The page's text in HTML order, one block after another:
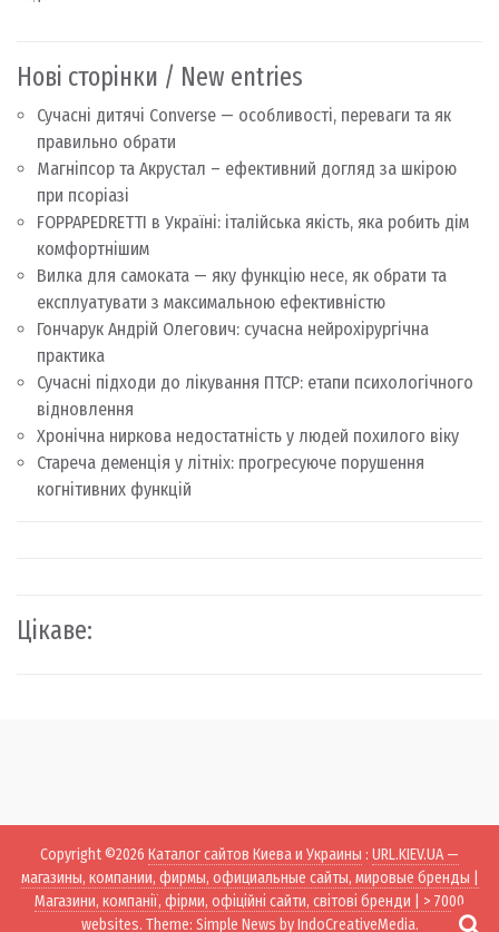
Нові сторінки / New entries
Сучасні дитячі Converse — особливості, переваги та як
правильно обрати
Магніпсор та Акрустал – ефективний догляд за шкірою
при псоріазі
FOPPAPEDRETTI в Україні: італійська якість, яка робить дім
комфортнішим
Вилка для самоката — яку функцію несе, як обрати та
експлуатувати з максимальною ефективністю
Гончарук Андрій Олегович: сучасна нейрохірургічна
практика
Сучасні підходи до лікування ПТСР: етапи психологічного
відновлення
Хронічна ниркова недостатність у людей похилого віку
Стареча деменція у літніх: прогресуюче порушення
когнітивних функцій
Цікаве:
Copyright ©2026 Каталог сайтов Киева и Украины : URL.KIEV.UA —
магазины, компании, фирмы, официальные сайты, мировые бренды |
Магазини, компанії, фірми, офіційні сайти, світові бренди | > 7000
websites. Theme: Simple News byIndoCreativeMedia.